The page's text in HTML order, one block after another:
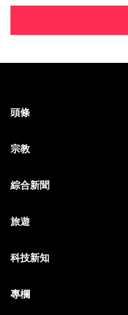
頭條
宗教
綜合新聞
旅遊
科技新知
專欄